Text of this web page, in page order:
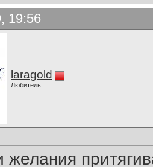
19:56
laragold
Любитель